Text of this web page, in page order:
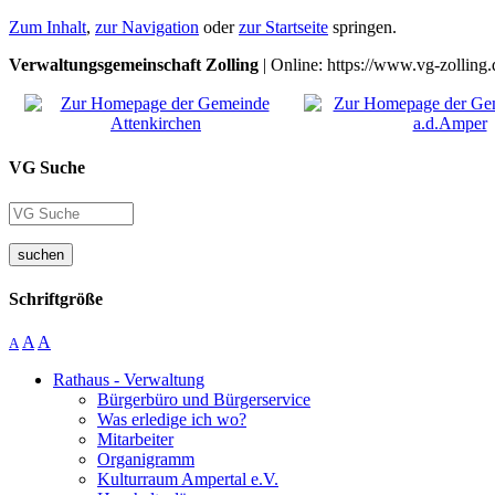
Zum Inhalt, zur Navigation oderzur Startseite springen.
Verwaltungsgemeinschaft Zolling | Online: https://www.vg-
VG Suche
suchen
Schriftgröße
A A A
Rathaus - Verwaltung
Bürgerbüro und Bürgerservice
Was erledige ich wo?
Mitarbeiter
Organigramm
Kulturraum Ampertal e.V.